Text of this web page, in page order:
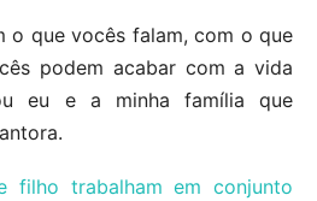
o que vocês falam, com o que
podem acabar com a vida
eu e a minha família que
filho trabalham em conjunto